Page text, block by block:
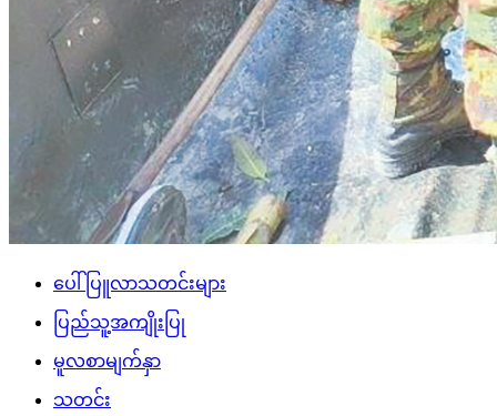
မြို့နယ်နှင့်ကျုံပျော်မြို့နယ်တို့တွင် ရေကြီးရေလျှံမှုများ
ကြောင့် ကူညီကယ်ဆယ်ရေးလုပ်ငန်းများ ဆက်လက်
ဆောင်ရွက်
admin
August 7, 2026
ဇူလိုင်လ ၃၀ ရက် ညပိုင်းတွင် မိုးသည်းထန်စွာရွာသွန်းမှုနှင့် မြစ်
ရေတိုက်စားမှုကြောင့် ငဝန်တာ၏ အောက်ခံမြစ်ကျိုးအင်းသဲ
ကြောမှထူးပေါက်၍ ရေဖြတ်သန်းစီးဆင်းမှုကြောင့် တာတမံနိမ့်